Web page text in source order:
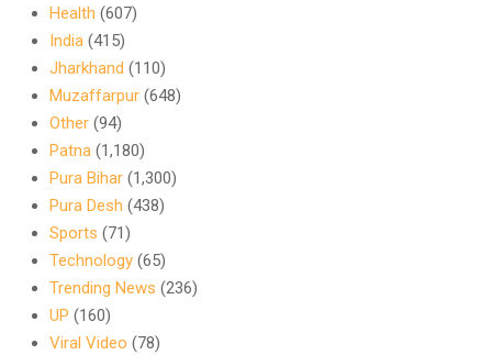
Health (607)
India (415)
Jharkhand (110)
Muzaffarpur (648)
Other (94)
Patna (1,180)
Pura Bihar (1,300)
Pura Desh (438)
Sports (71)
Technology (65)
Trending News (236)
UP (160)
Viral Video (78)